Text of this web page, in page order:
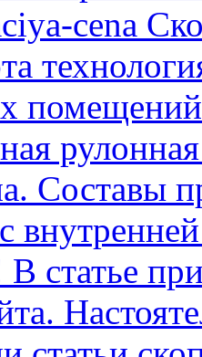
cena
Составы
статье